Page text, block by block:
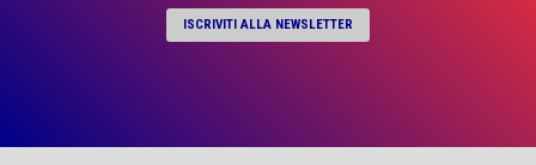
ISCRIVITI ALLA NEWSLETTER